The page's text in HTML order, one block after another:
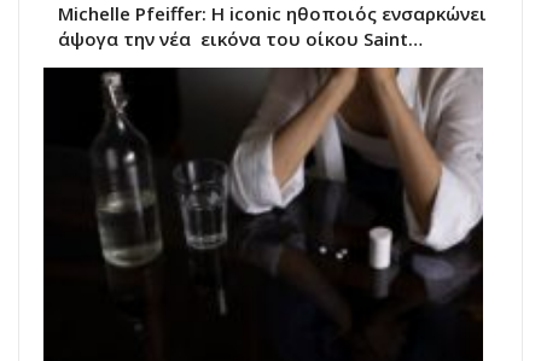
Michelle Pfeiffer: Η iconic ηθοποιός ενσαρκώνει
άψογα την νέα εικόνα του oίκου Saint…